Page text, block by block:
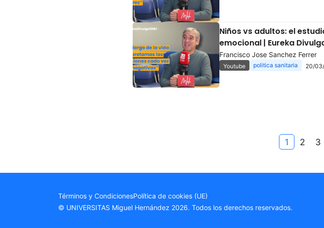
Niños vs adultos: el
emocional | Eureka
Francisco Jose Sanchez Ferrer
Youtube politica sanitaria 20/
1 2 3
Términos y CondicionesPolítica de cookies (UE)
© UNIVERSITAS Miguel Hernández 2026. Todos los derechos reservados.